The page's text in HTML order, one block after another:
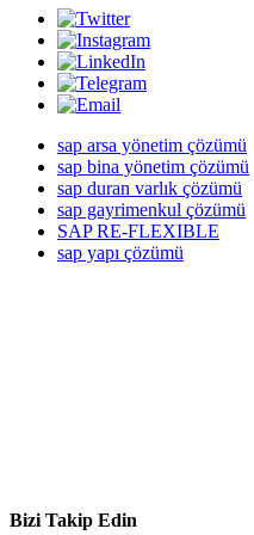
sap arsa yönetim çözümü
sap bina yönetim çözümü
sap duran varlık çözümü
sap gayrimenkul çözümü
SAP RE-FLEXIBLE
sap yapı çözümü
Bizi Takip Edin